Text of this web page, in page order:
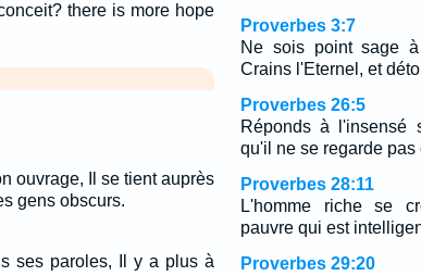
there is more hope
ouvrage, Il se tient auprès
gens obscurs.
ses paroles, Il y a plus à
Proverbes 3:7
Ne sois point sage
Crains l'Eternel, et
Proverbes 26:5
Réponds à l'insensé
qu'il ne se regarde pas
Proverbes 28:11
L'homme riche se
pauvre qui est
Proverbes 29:20